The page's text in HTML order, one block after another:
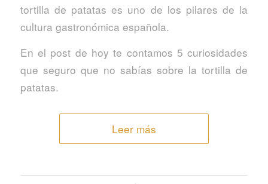
tortilla de patatas es uno de los pilares de la
cultura gastronómica española.
En el post de hoy te contamos 5 curiosidades
que seguro que no sabías sobre la tortilla de
patatas.
Leer más